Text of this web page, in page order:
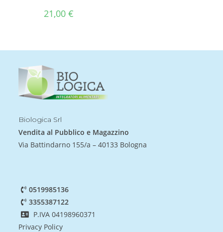
21,00€
Biologica Srl
Vendita al Pubblico e Magazzino
Via Battindarno 155/a – 40133 Bologna
0519985136
3355387122
P.IVA 04198960371
Privacy Policy